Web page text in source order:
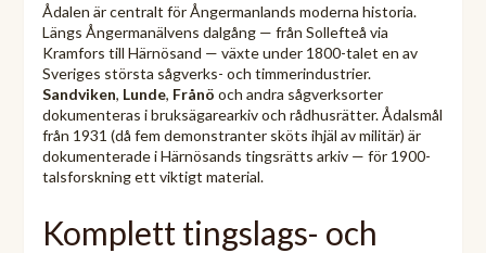
Ådalen är centralt för Ångermanlands moderna historia.
Längs Ångermanälvens dalgång — från Sollefteå via
Kramfors till Härnösand — växte under 1800-talet en av
Sveriges största sågverks- och timmerindustrier.
Sandviken, Lunde, Frånö och andra sågverksorter
dokumenteras i bruksägarearkiv och rådhusrätter. Ådalsmål
från 1931 (då fem demonstranter sköts ihjäl av militär) är
dokumenterade i Härnösands tingsrätts arkiv — för 1900-
talsforskning ett viktigt material.
Komplett tingslags- och